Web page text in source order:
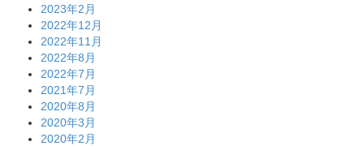
2023年2月
2022年12月
2022年11月
2022年8月
2022年7月
2021年7月
2020年8月
2020年3月
2020年2月